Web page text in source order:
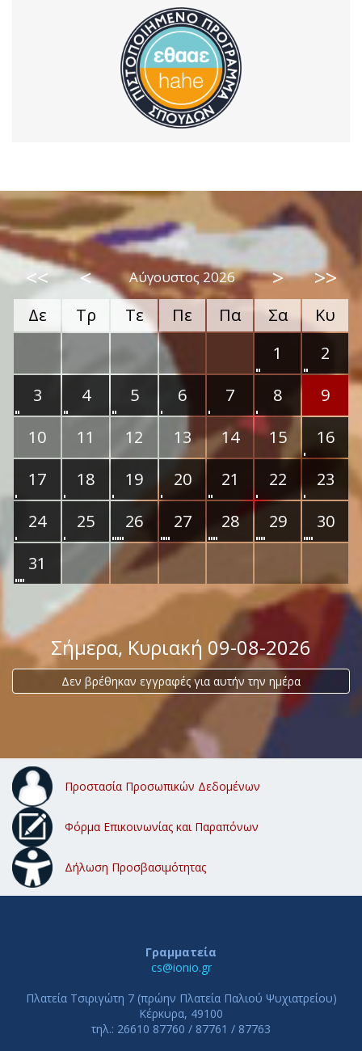
<< < Αύγουστος 2026 > >>
Δε Τρ Τε Πε Πα Σα
Κυ
1
2
3
4 5 6 7 8
9
10
11 12 13 14 15
16
17
18 19 20 21 22
23
24
25 26 27 28 29
30
31
Σήμερα, Κυριακή 09-08-2026
Δεν βρέθηκαν εγγραφές για αυτήν την ημέρα
Προστασία Προσωπικών Δεδομένων
Φόρμα Επικοινωνίας και Παραπόνων
Δήλωση Προσβασιμότητας
Γραμματεία
cs@ionio.gr
Πλατεία Τσιριγώτη 7 (πρώην Πλατεία Παλιού Ψυχιατρείου)
Κέρκυρα, 49100
τηλ.: 26610 87760 / 87761 / 87763